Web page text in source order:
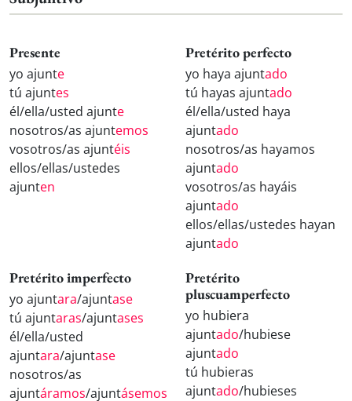
Presente
yo ajunte
tú ajuntes
él/ella/usted ajunte
nosotros/as ajuntemos
vosotros/as ajuntéis
ellos/ellas/ustedes
ajunten
Pretérito perfecto
yo haya ajuntado
tú hayas ajuntado
él/ella/usted haya
ajuntado
nosotros/as hayamos
ajuntado
vosotros/as hayáis
ajuntado
ellos/ellas/ustedes hayan
ajuntado
Pretérito imperfecto
yo ajuntara/ajuntase
tú ajuntaras/ajuntases
él/ella/usted
ajuntara/ajuntase
nosotros/as
ajuntáramos/ajuntásemos
Pretérito
pluscuamperfecto
yo hubiera
ajuntado/hubiese
ajuntado
tú hubieras
ajuntado/hubieses